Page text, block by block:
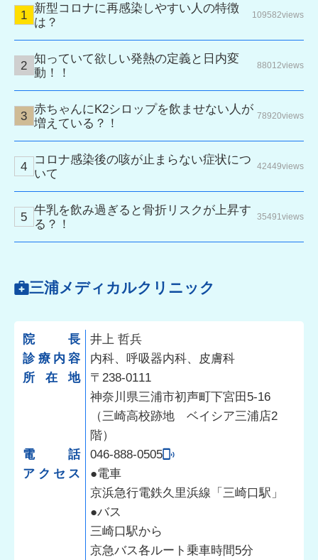
新型コロナに再感染しやすい人の特徴
は？
109582views
知っていて欲しい発熱の定義と日内変
動！！
88012views
赤ちゃんにK2シロップを飲ませない人が
増えている？！
78920views
コロナ感染後の咳が止まらない症状につ
いて
42449views
牛乳を飲み過ぎると骨折リスクが上昇す
る？！
35491views
三浦メディカルクリニック
院長
井上 哲兵
診療内容
内科、呼吸器内科、皮膚科
所在地
〒238-0111
神奈川県三浦市初声町下宮田5-16
（三崎高校跡地 ベイシア三浦店2
階）
電話
046-888-0505
アクセス
●電車
京浜急行電鉄久里浜線「三崎口駅」
●バス
三崎口駅から
京急バス各ルート乗車時間5分